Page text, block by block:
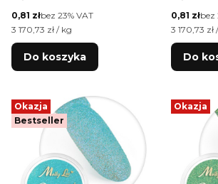
Cena netto
0,81 złbez 23% VAT
Cena jednostkowa netto
3 170,73 zł / kg
Do koszyka
Cena netto
0,81 złbez
Cena
3 170,73 zł
Do
Okazja
Bestseller
Okazja